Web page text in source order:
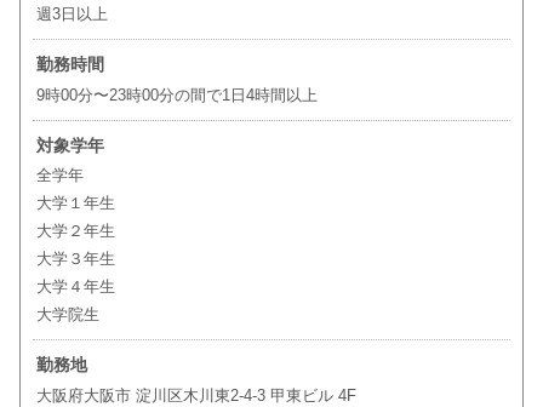
週3日以上
勤務時間
9時00分〜23時00分の間で1日4時間以上
対象学年
全学年
大学１年生
大学２年生
大学３年生
大学４年生
大学院生
勤務地
大阪府大阪市 淀川区木川東2-4-3 甲東ビル 4F